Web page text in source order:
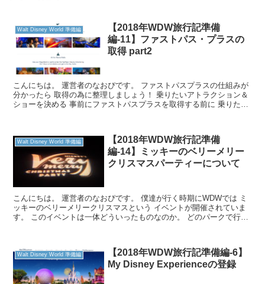
Walt Disney World 準備編
【2018年WDW旅行記準備
編-11】ファストパス・プラスの
取得 part2
こんにちは。 運営者のなおぴです。 ファストパスプラスの仕組みが
分かったら 取得の為に整理しましょう！ 乗りたいアトラクション＆
ショーを決める 事前にファストパスプラスを取得する前に 乗りたい
Walt Disney World 準備編
【2018年WDW旅行記準備
編-14】ミッキーのベリーメリー
クリスマスパーティーについて
こんにちは。 運営者のなおぴです。 僕達が行く時期にWDWでは ミ
ッキーのベリーメリークリスマスという イベントが開催されていま
す。 このイベントは一体どういったものなのか。 どのパークで行わ
Walt Disney World 準備編
【2018年WDW旅行記準備編-6】
My Disney Experienceの登録